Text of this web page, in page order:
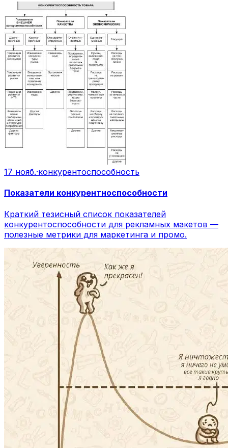
17 нояб.·конкурентоспособность
Показатели конкурентноспособности
Краткий тезисный список показателей
конкурентоспособности для рекламных макетов —
полезные метрики для маркетинга и промо.